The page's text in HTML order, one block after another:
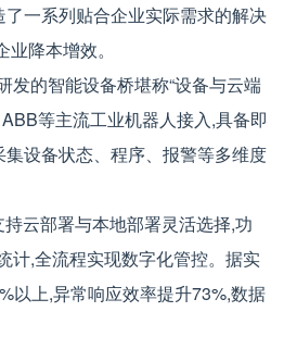
一系列贴合企业实际需求的解决
降本增效。
发的智能设备桥堪称“设备与云端
等主流工业机器人接入,具备即
设备状态、程序、报警等多维度
云部署与本地部署灵活选择,功
计,全流程实现数字化管控。据实
以上,异常响应效率提升73%,数据